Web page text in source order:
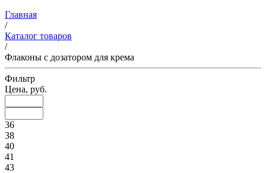
Главная
/
Каталог товаров
/
Флаконы с дозатором для крема
Фильтр
Цена, руб.
36
38
40
41
43